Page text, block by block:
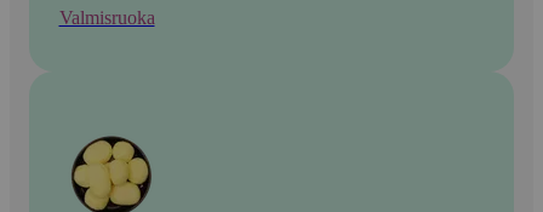
Valmisruoka